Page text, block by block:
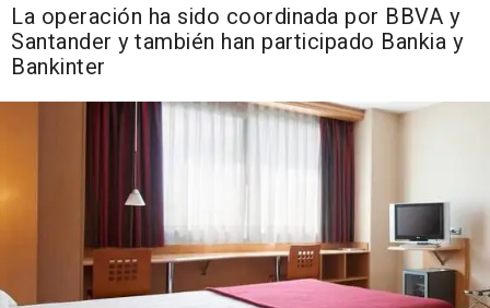
La operación ha sido coordinada por BBVA y
Santander y también han participado Bankia y
Bankinter